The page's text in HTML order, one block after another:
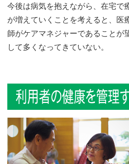
今後は病気を抱えながら、在宅で
が増えていくことを考えると、医
師がケアマネジャーであることが
して多くなってきていない。